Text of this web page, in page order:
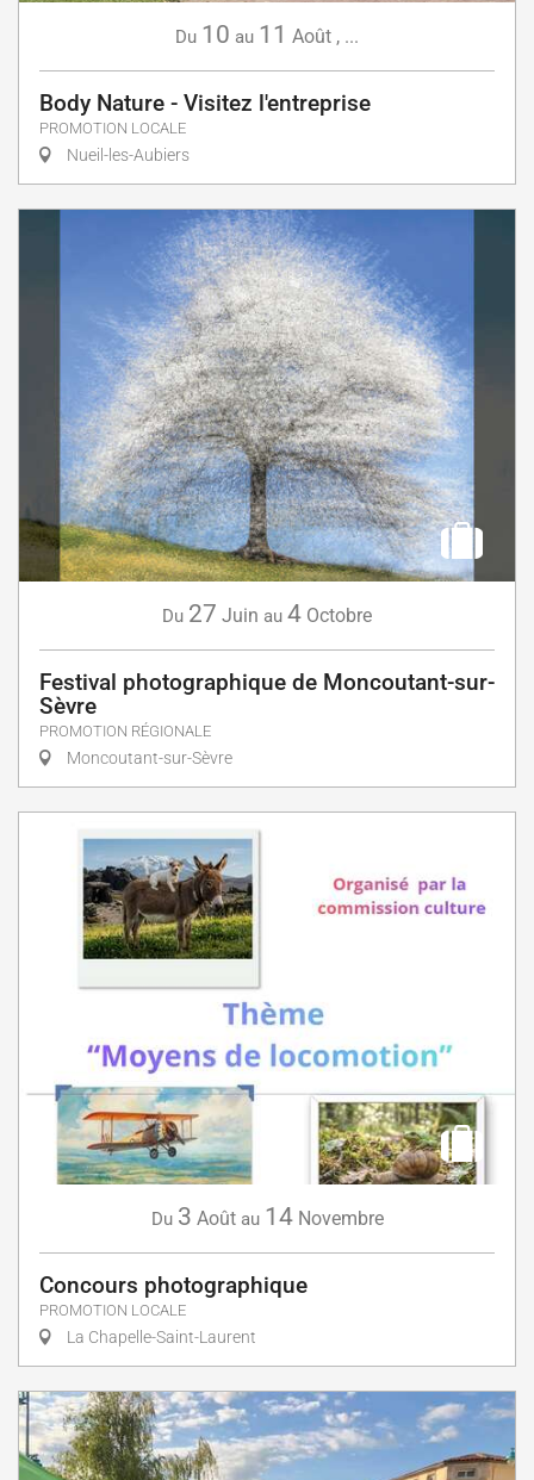
Du 10 au 11 Août , ...
Body Nature - Visitez l'entreprise
PROMOTION LOCALE
Nueil-les-Aubiers
Du 27 Juin au 4 Octobre
Festival photographique de Moncoutant-sur-
Sèvre
PROMOTION RÉGIONALE
Moncoutant-sur-Sèvre
Du 3 Août au 14 Novembre
Concours photographique
PROMOTION LOCALE
La Chapelle-Saint-Laurent